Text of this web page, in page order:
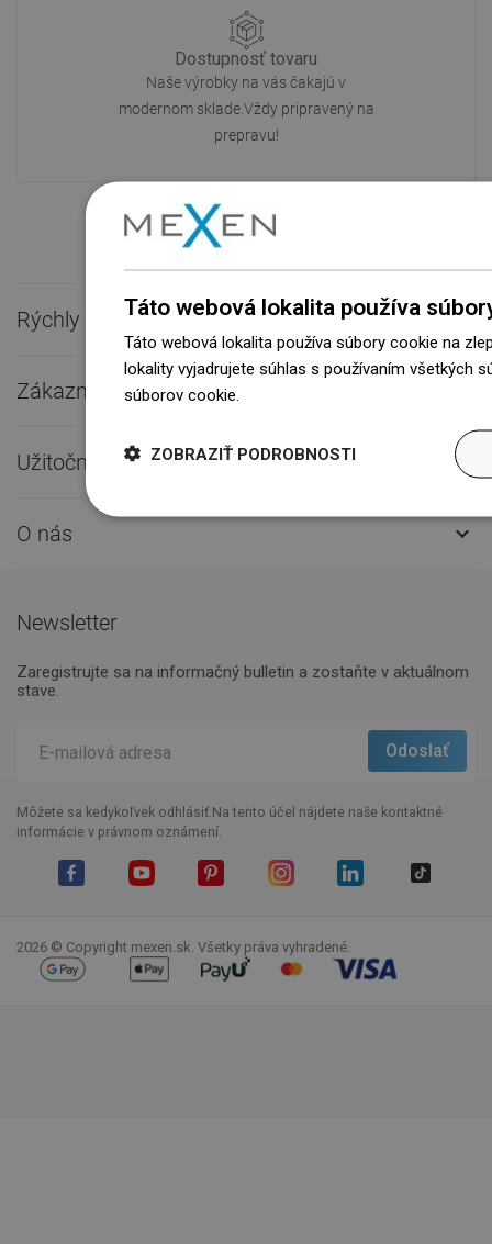
Dostupnosť tovaru
Naše výrobky na vás čakajú v
modernom sklade.Vždy pripravený na
prepravu!
Rýchly kontakt 
Zákaznícky servis
Užitočné odkazy 
O nás 
Newsletter
Zaregistrujte sa na informačný bulletin a zostaňte v aktuálnom
stave.
Môžete sa kedykoľvek odhlásiť.Na tento účel nájdete naše kontaktné
informácie v právnom oznámení.
2026 © Copyright mexen.sk. Všetky práva vyhradené.
Táto webová lokalita používa
Táto webová lokalita používa súbory cookie na
lokality vyjadrujete súhlas s používaním všetkých
súborov cookie.
ZOBRAZIŤ PODROBNOSTI